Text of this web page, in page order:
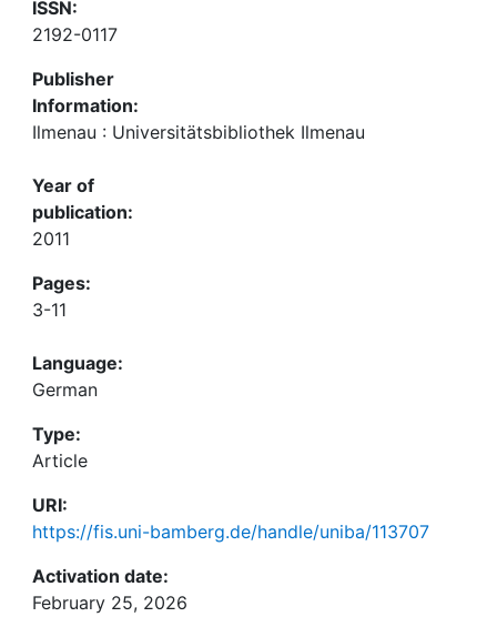
ISSN:
2192-0117
Publisher
Information:
Ilmenau : Universitätsbibliothek Ilmenau
Year of
publication:
2011
Pages:
3-11
Language:
German
Type:
Article
URI:
https://fis.uni-bamberg.de/handle/uniba/113707
Activation date:
February 25, 2026